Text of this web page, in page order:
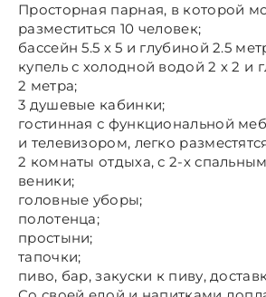
Просторная парная, в которой
разместиться 10 человек;
бассейн 5.5 х 5 и глубиной 2.5
купель с холодной водой 2 х 2 и
2 метра;
3 душевые кабинки;
гостинная с функциональной
и телевизором, легко
2 комнаты отдыха, с 2-х
веники;
головные уборы;
полотенца;
простыни;
тапочки;
пиво, бар, закуски к пиву,